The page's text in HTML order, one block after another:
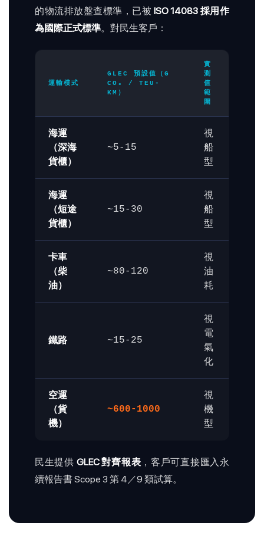
的物流排放盤查標準，已被 ISO 14083 採用作
為國際正式標準。對民生客戶：
運輸模式
GLEC 預設值（G
CO₂ / TEU-
KM）
實
測
值
範
圍
海運
（深海
貨櫃）
~5-15
視
船
型
海運
（短途
貨櫃）
~15-30
視
船
型
卡車
（柴
油）
~80-120
視
油
耗
鐵路 ~15-25
視
電
氣
化
空運
（貨
機）
~600-1000
視
機
型
民生提供 GLEC 對齊報表 ，客戶可直接匯入永
續報告書 Scope 3 第 4／9 類試算。